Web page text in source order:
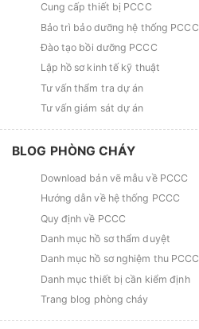
Cung cấp thiết bị PCCC
Bảo trì bảo dưỡng hệ thống PCCC
Đào tạo bồi dưỡng PCCC
Lập hồ sơ kinh tế kỹ thuật
Tư vấn thẩm tra dự án
Tư vấn giám sát dự án
BLOG PHÒNG CHÁY
Download bản vẽ mẫu về PCCC
Hướng dẫn về hệ thống PCCC
Quy định về PCCC
Danh mục hồ sơ thẩm duyệt
Danh mục hồ sơ nghiệm thu PCCC
Danh mục thiết bị cần kiểm định
Trang blog phòng cháy